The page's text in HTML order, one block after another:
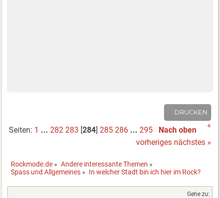
DRUCKEN
Seiten: 1 ... 282 283 [284] 285 286 ... 295 Nach oben
«
vorheriges nächstes »
Rockmode.de » Andere interessante Themen »
Spass und Allgemeines » In welcher Stadt bin ich hier im Rock?
Gehe zu: